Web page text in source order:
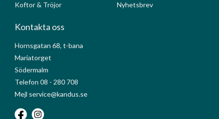
Koftor & Tröjor
Nyhetsbrev
Kontakta oss
Hornsgatan 68, t-bana
Mariatorget
Södermalm
Telefon 08 - 280 708
Mejl service@kandus.se